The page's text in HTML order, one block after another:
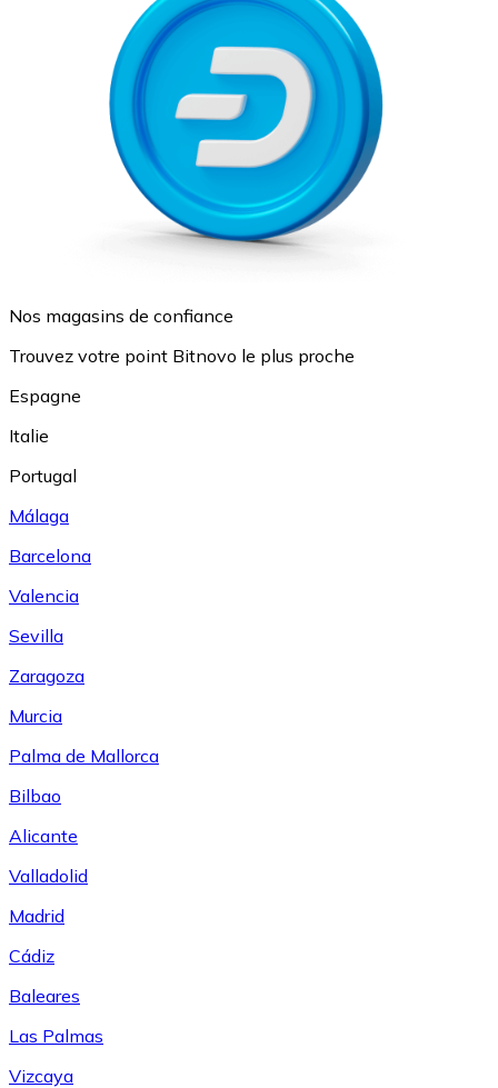
Nos magasins de confiance
Trouvez votre point Bitnovo le plus proche
Espagne
Italie
Portugal
Málaga
Barcelona
Valencia
Sevilla
Zaragoza
Murcia
Palma de Mallorca
Bilbao
Alicante
Valladolid
Madrid
Cádiz
Baleares
Las Palmas
Vizcaya